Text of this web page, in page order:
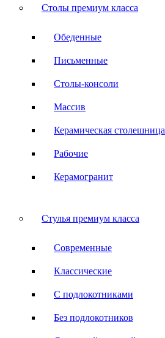
Столы премиум класса
Обеденные
Письменные
Столы-консоли
Массив
Керамическая столешница
Рабочие
Керамогранит
Стулья премиум класса
Современные
Классические
С подлокотниками
Без подлокотников